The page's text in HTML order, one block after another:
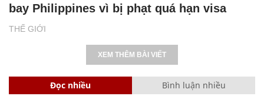
THẾ GIỚI
bay Philippines vì bị phạt quá hạn visa
XEM THÊM BÀI VIẾT
Đọc nhiều Bình luận nhiều